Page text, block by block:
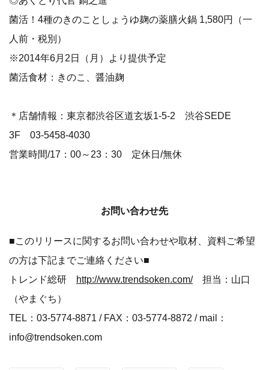
菌活！4種のきのことしょうゆ麹の薬膳火鍋 1,580円（一
人前・税別）
※2014年6月2日（月）より提供予定
菌活食材：きのこ、醤油麹
＊店舗情報：東京都渋谷区道玄坂1-5-2 渋谷SEDE
3F 03-5458-4030
営業時間/17：00～23：30 定休日/無休
お問い合わせ先
■このリリースに関するお問い合わせや取材、資料ご希望
の方は下記までご連絡ください■
トレンド総研 http://www.trendsoken.com/ 担当：山口
（やまぐち）
TEL：03-5774-8871 / FAX：03-5774-8872 / mail：
info@trendsoken.com